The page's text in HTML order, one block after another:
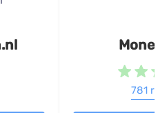
781